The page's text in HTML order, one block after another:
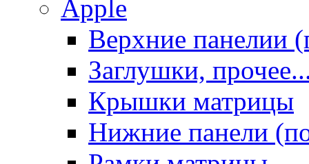
Apple
Верхние панелии
Заглушки,
Крышки матрицы
Нижние панели